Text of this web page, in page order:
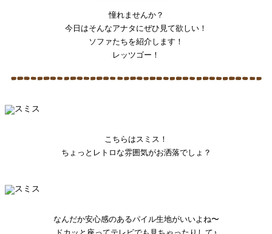
憧れませんか？
今日はそんなアナタにぜひ見て欲しい！
ソファたちを紹介します！
レッツゴー！
こちらはスミス！
ちょっとレトロな雰囲気がお洒落でしょ？
なんだか安心感のあるパイル生地がいいよね〜